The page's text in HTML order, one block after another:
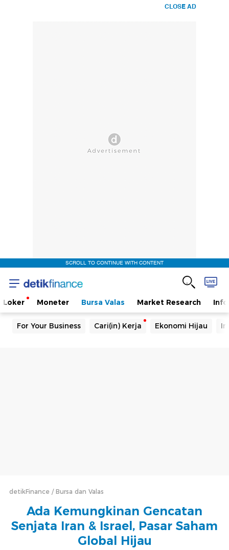
CLOSE AD
SCROLL TO CONTINUE WITH CONTENT
Loker Moneter Bursa Valas Market Research
For Your Business Cari(in) Kerja Ekonomi Hijau
detikFinance Bursa dan Valas
Ada Kemungkinan Gencatan
Senjata Iran & Israel, Pasar Saham
Global Hijau